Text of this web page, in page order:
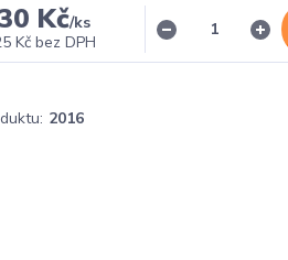
Kč/ks
Kč bez DPH
2016